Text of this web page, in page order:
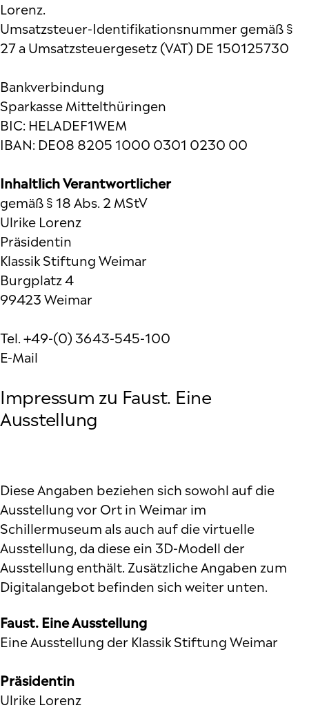
Lorenz.
Umsatzsteuer-Identifikationsnummer gemäß §
27 a Umsatzsteuergesetz (VAT) DE 150125730
Bankverbindung
Sparkasse Mittelthüringen
BIC: HELADEF1WEM
IBAN: DE08 8205 1000 0301 0230 00
Inhaltlich Verantwortlicher
gemäß § 18 Abs. 2 MStV
Ulrike Lorenz
Präsidentin
Klassik Stiftung Weimar
Burgplatz 4
99423 Weimar
Tel. +49-(0) 3643-545-100
E-Mail
Impressum zu Faust. Eine
Ausstellung
Diese Angaben beziehen sich sowohl auf die
Ausstellung vor Ort in Weimar im
Schillermuseum als auch auf die virtuelle
Ausstellung, da diese ein 3D-Modell der
Ausstellung enthält. Zusätzliche Angaben zum
Digitalangebot befinden sich weiter unten.
Faust. Eine Ausstellung
Eine Ausstellung der Klassik Stiftung Weimar
Präsidentin
Ulrike Lorenz